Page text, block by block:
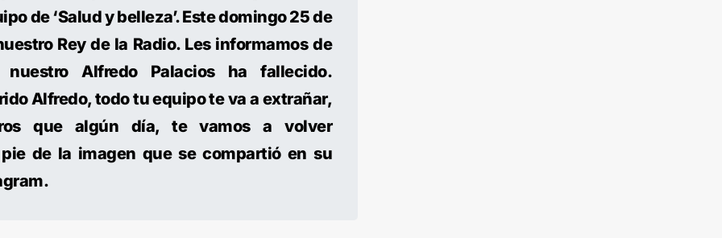
de ‘Salud y belleza’. Este domingo 25 de
Rey de la Radio. Les informamos de
Alfredo Palacios ha fallecido.
Alfredo, todo tu equipo te va a extrañar,
que algún día, te vamos a volver
de la imagen que se compartió en su